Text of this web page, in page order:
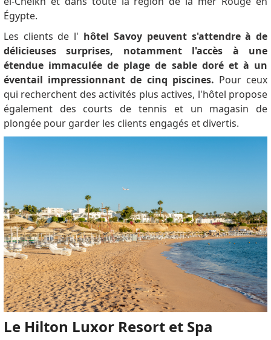
Égypte.
Les clients de l' hôtel Savoy peuvent s'attendre à de
délicieuses surprises, notamment l'accès à une
étendue immaculée de plage de sable doré et à un
éventail impressionnant de cinq piscines. Pour ceux
qui recherchent des activités plus actives, l'hôtel propose
également des courts de tennis et un magasin de
plongée pour garder les clients engagés et divertis.
Le Hilton Luxor Resort et Spa